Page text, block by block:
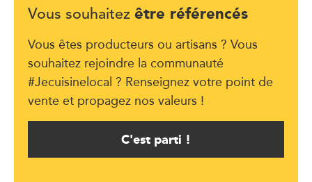
Vous souhaitez être référencés
Vous êtes producteurs ou artisans ? Vous
souhaitez rejoindre la communauté
#Jecuisinelocal ? Renseignez votre point de
vente et propagez nos valeurs !
C'est parti !